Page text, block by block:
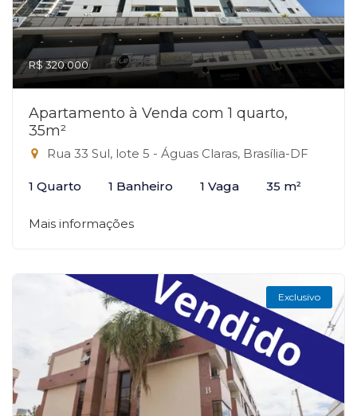
R$ 320.000
Apartamento à Venda com 1 quarto,
35m²
Rua 33 Sul, lote 5 - Águas Claras, Brasília-DF
1 Quarto 1 Banheiro 1 Vaga 35 m²
Mais informações
Exclusivo